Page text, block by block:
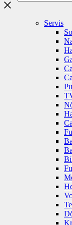
Servis